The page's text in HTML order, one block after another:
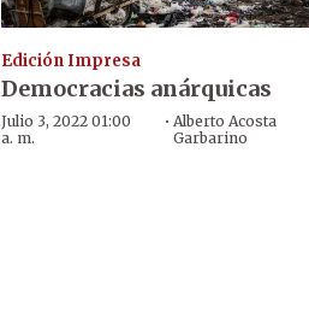
Edición Impresa
Democracias anárquicas
Julio 3, 2022 01:00
a. m.
· Alberto Acosta
Garbarino